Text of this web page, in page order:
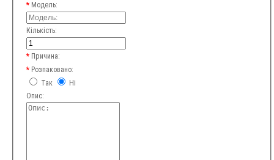
Модель:
Кількість:
Причина:
Розпаковано:
Так
Ні
Опис: